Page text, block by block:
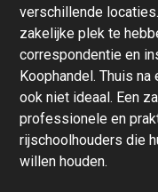
verschillende
zakelijke plek te
correspondentie en
Koophandel. Thuis
ook niet ideaal. Een
professionele en
rijschoolhouders die
willen houden.